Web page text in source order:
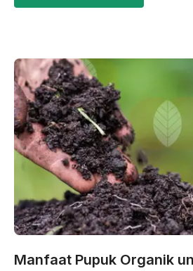
Manfaat Pupuk Organik